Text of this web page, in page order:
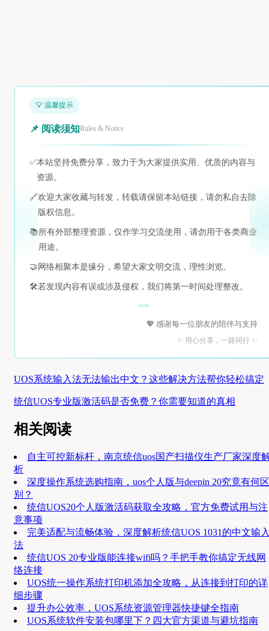
💡 温馨提示
📌 阅读须知Rules & Notice
✅本站坚持免费分享，致力于为大家提供实用、优质的内容与
资源。
🔗欢迎大家收藏与转发，转载请保留本站链接，请勿私自去除
版权信息。
📚所有外部整理资源，仅作学习交流使用，请勿用于各类商业
用途。
🤝 网络相聚本是缘分，希望大家文明交流，理性浏览。
🛠️若发现内容有误或涉及侵权，我们将第一时间处理整改。
💖 感谢每一位朋友的陪伴与支持
✨ 用心分享，一路同行 ✨
UOS系统输入法无法输出中文？这些解决方法帮你轻松搞定
统信UOS专业版激活码是否免费？你需要知道的真相
相关阅读
自主可控新标杆，南京统信uos国产扫描仪生产厂家深度
析
深度操作系统选购指南，uos个人版与deepin 20究竟有何区
别？
统信UOS20个人版激活码获取全攻略，官方免费试用与注
意事项
完美适配与流畅体验，深度解析统信UOS 1031的中文输
法
统信UOS 20专业版能连接wifi吗？手把手教你搞定无线网
络连接
UOS统一操作系统打印机添加全攻略，从连接到打印的详
细步骤
提升办公效率，UOS系统资源管理器快捷键全指南
UOS系统软件安装包哪里下？四大官方渠道与避坑指南